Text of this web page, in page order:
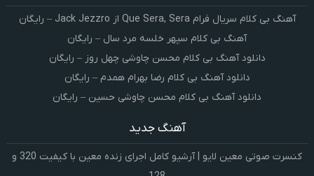
آهنگ بی کلام سریال فرام Que Sera, Sera از Jack Jezzro – رایگان
آهنگ بی کلام سپهر خلسه مرد سال – رایگان
دانلود آهنگ بی کلام محسن چاوشی چهل روز – رایگان
دانلود آهنگ بی کلام رضا بهرام همدم – رایگان
دانلود آهنگ بی کلام محسن چاوشی حسین – رایگان
آهنگ جدید
کنسرت صوتی معین لایو | آرشیو کامل اجرای زنده معین با کیفیت 320 و